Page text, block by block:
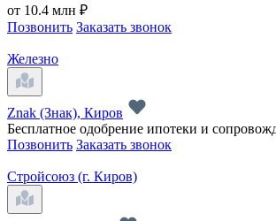
от 10.4 млн ₽
Позвонить Заказать звонок
Железно
Znak (Знак), Киров
Бесплатное одобрение ипотеки и
Позвонить Заказать звонок
Стройсоюз (г. Киров)